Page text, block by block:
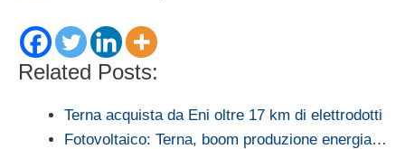
Related Posts:
Terna acquista da Eni oltre 17 km di elettrodotti
Fotovoltaico: Terna, boom produzione energia…